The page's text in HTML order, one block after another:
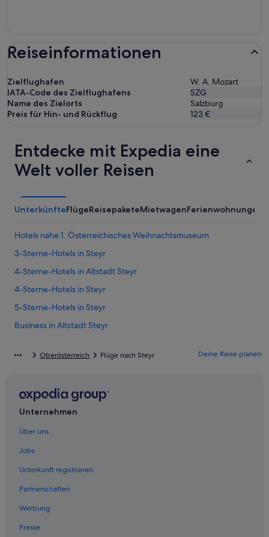
Reiseinformationen
Zielflughafen
W. A. Mozart
IATA-Code des Zielflughafens
SZG
Name des Zielorts
Salzburg
Preis für Hin- und Rückflug
123 €
Entdecke mit Expedia eine
Welt voller Reisen
UnterkünfteFlügeReisepaketeMietwagenFerienwohnungen
Hotels nahe 1. Österreichisches Weihnachtsmuseum
3-Sterne-Hotels in Steyr
4-Sterne-Hotels in Altstadt Steyr
4-Sterne-Hotels in Steyr
5-Sterne-Hotels in Steyr
Business in Altstadt Steyr
Altstadt Steyr Hotels
Hotels nahe Dunkelhof
Hotels nahe Evangelische Kirche Steyr
Ferienwohnungen in Garsten
Hütten in Garsten
Villen in Garsten
Hotels nahe Marienkirche
Hotels nahe Pfarrkirche St. Michael
Hotels nahe Roter Brunnen
Oberösterreich Flüge nach Steyr Deine Reise planen
Unternehmen
Über uns
Jobs
Unterkunft registrieren
Partnerschaften
Werbung
Presse